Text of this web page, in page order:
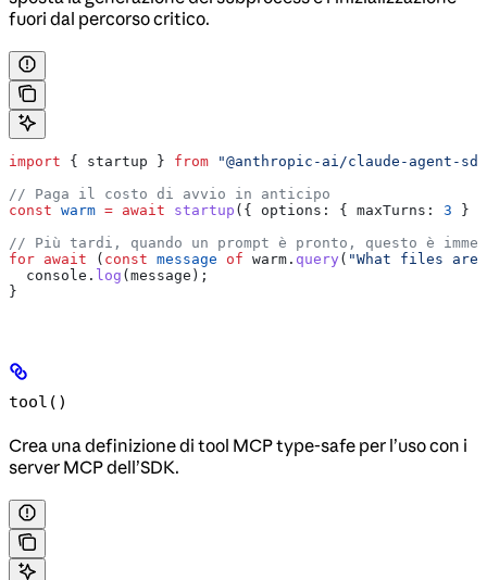
fuori dal percorso critico.
import { startup } from "@anthropic-ai/claude-agent-
// Paga il costo di avvio in anticipo
const warm = await startup ({ options: { maxTurns: 3 }
// Più tardi, quando un prompt è pronto, questo è
for await ( const message of warm . query ( "What files are
  console
. log ( message );
}
tool()
Crea una definizione di tool MCP type-safe per l’uso con i
server MCP dell’SDK.